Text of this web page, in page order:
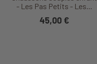
- Les Pas Petits - Les...
45,00 €